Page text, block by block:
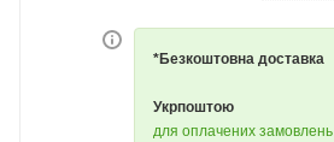
*Безкоштовна доставка
Укрпоштою
для оплачених замовлень